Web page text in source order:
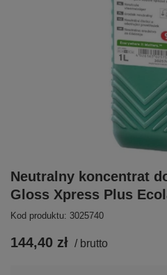
Neutralny koncentrat
Gloss Xpress Plus
Kod produktu: 3025740
144,40 zł / brutto